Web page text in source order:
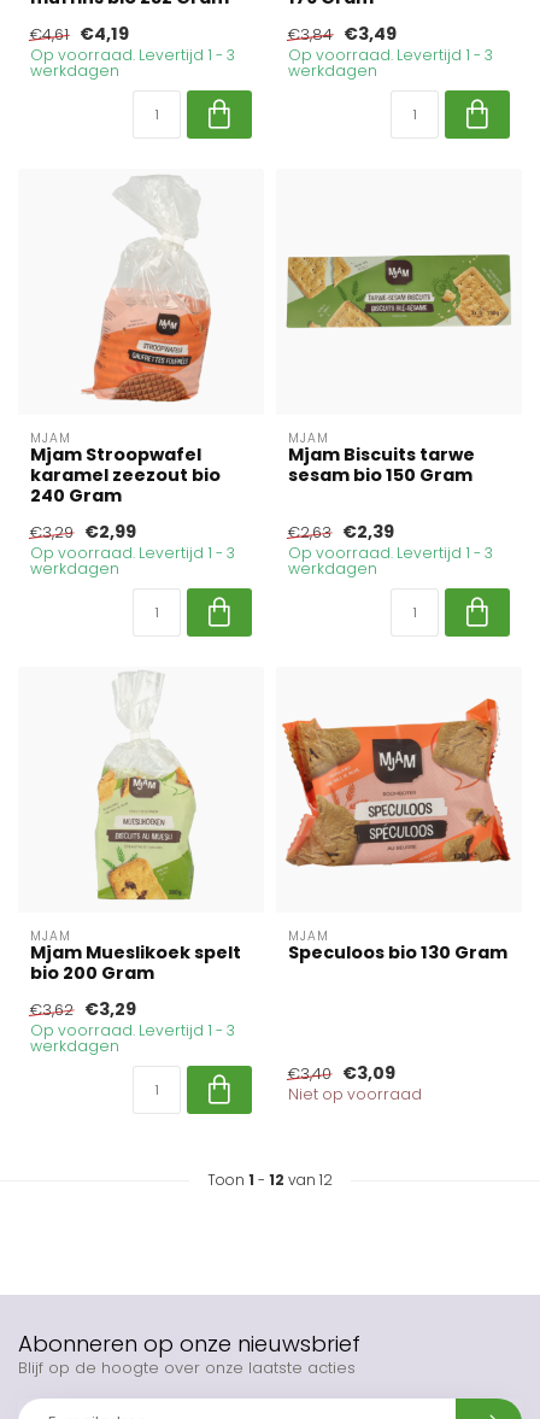
€4,61 €4,19
Op voorraad. Levertijd 1 - 3
werkdagen
€3,84 €3,49
Op voorraad. Levertijd 1 - 3
werkdagen
MJAM
Mjam Stroopwafel
karamel zeezout bio
240 Gram
€3,29 €2,99
Op voorraad. Levertijd 1 - 3
werkdagen
MJAM
Mjam Biscuits tarwe
sesam bio 150 Gram
€2,63 €2,39
Op voorraad. Levertijd 1 - 3
werkdagen
MJAM
Mjam Mueslikoek spelt
bio 200 Gram
€3,62 €3,29
Op voorraad. Levertijd 1 - 3
werkdagen
MJAM
Speculoos bio 130 Gram
€3,40 €3,09
Niet op voorraad
Toon 1 - 12 van 12
Abonneren op onze nieuwsbrief
Blijf op de hoogte over onze laatste acties